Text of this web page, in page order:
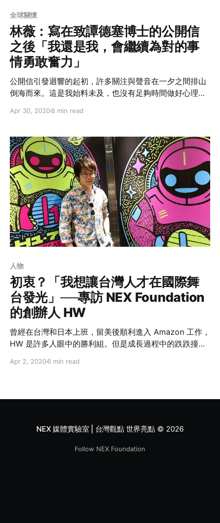
全球關懷
林薇：寫在致譚德塞博士的公開信
之後「我還是我，會繼續為對的事
情勇敢奮力」
公開信引發迴響的起初，許多關注與聲音在一夕之間排山
倒海而來。這是我始料未及，也沒有足夠時間做好心理準
Apr 30, 20208 min read
人物
初衷？「我想讓台灣人才在國際舞
台發光」──專訪 NEX Foundation
的創辦人 HW
曾經在台灣和日本上班，留美後順利進入 Amazon 工作，
HW 是許多人眼中的勝利組。但是成長過程中的跌跌撞
能夠逆轉人生，除了努力之外，貴人的幫助也是關鍵。
Apr 2, 20206 min read
NEX 媒體實驗室 | 台灣觀點 世界亮點© 2026
Follow NEX Foundation